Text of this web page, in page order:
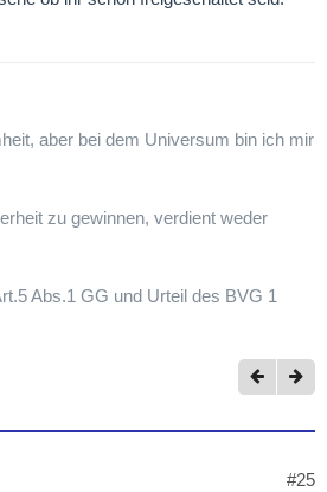
aber bei dem Universum bin ich mir
zu gewinnen, verdient weder
Abs.1 GG und Urteil des BVG 1
#25